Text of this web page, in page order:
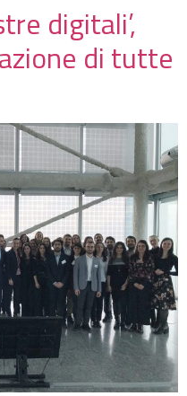
digitali’,
di tutte